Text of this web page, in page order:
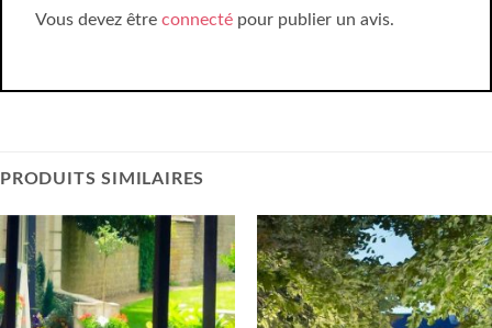
Vous devez être connecté pour publier un avis.
PRODUITS SIMILAIRES